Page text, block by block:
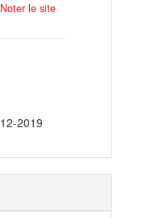
le site
2019